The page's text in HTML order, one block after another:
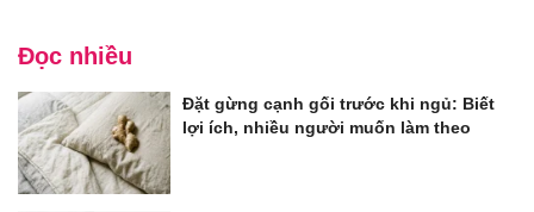
Đọc nhiều
Đặt gừng cạnh gối trước khi ngủ: Biết
lợi ích, nhiều người muốn làm theo